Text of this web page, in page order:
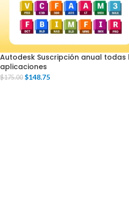
Autodesk Suscripción anual todas
aplicaciones
$175.00 $148.75